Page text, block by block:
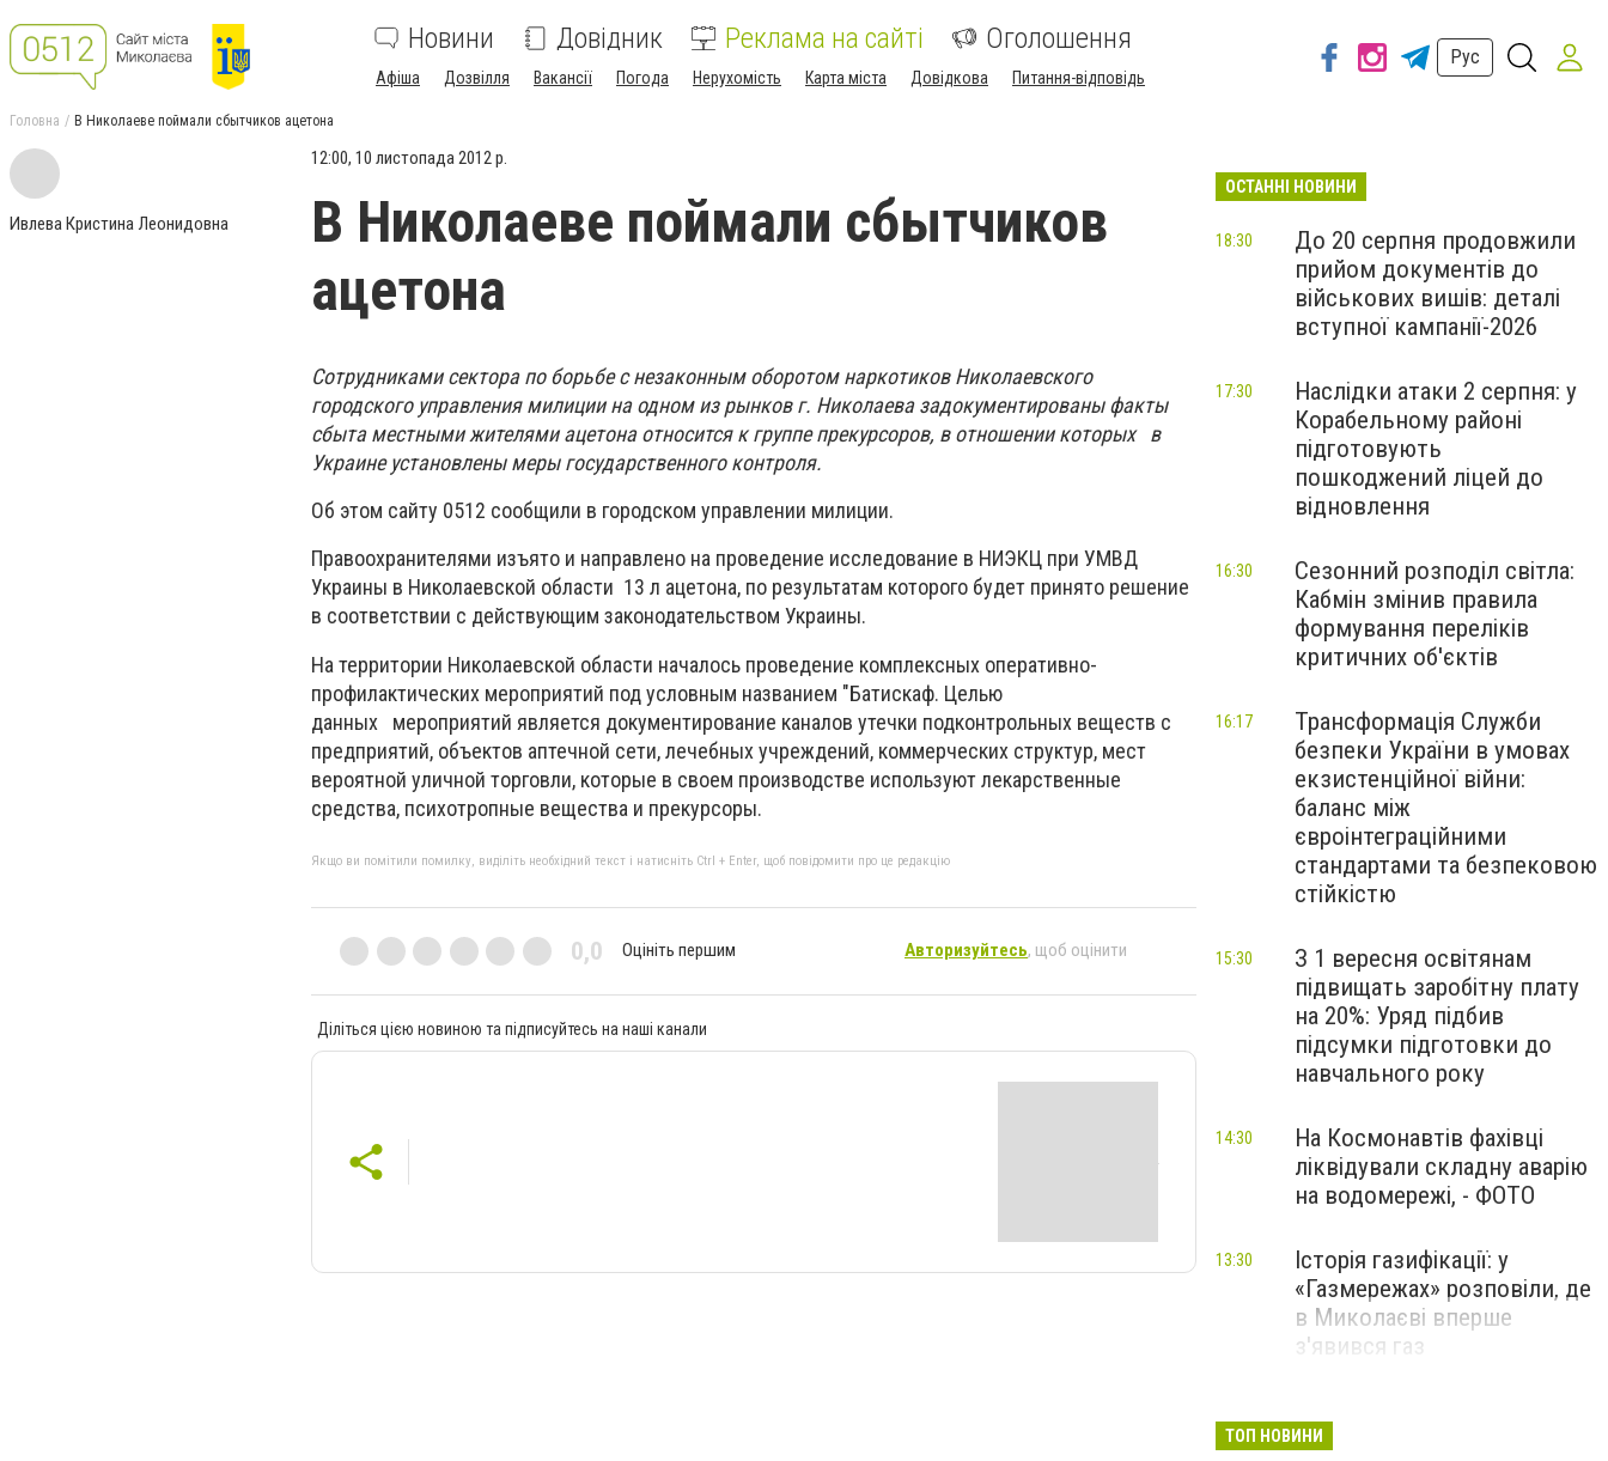
Новини Довідник Реклама на сайті Оголошення
Афіша Дозвілля Вакансії Погода Нерухомість Карта міста Довідкова Питання-відповідь
Рус
Головна В Николаеве поймали сбытчиков ацетона
Ивлева Кристина Леонидовна
12:00, 10 листопада 2012 р.
В Николаеве поймали сбытчиков
ацетона
Сотрудниками сектора по борьбе с незаконным оборотом наркотиков Николаевского
городского управления милиции на одном из рынков г. Николаева задокументированы факты
сбыта местными жителями ацетона относится к группе прекурсоров, в отношении которых в
Украине установлены меры государственного контроля.
Об этом сайту 0512 сообщили в городском управлении милиции.
Правоохранителями изъято и направлено на проведение исследование в НИЭКЦ при УМВД
Украины в Николаевской области 13 л ацетона, по результатам которого будет принято решение
в соответствии с действующим законодательством Украины.
На территории Николаевской области началось проведение комплексных оперативно-
профилактических мероприятий под условным названием "Батискаф. Целью
данных мероприятий является документирование каналов утечки подконтрольных веществ с
предприятий, объектов аптечной сети, лечебных учреждений, коммерческих структур, мест
вероятной уличной торговли, которые в своем производстве используют лекарственные
средства, психотропные вещества и прекурсоры.
Якщо ви помітили помилку, виділіть необхідний текст і натисніть Ctrl + Enter, щоб повідомити про це редакцію
0,0 Оцініть першим Авторизуйтесь, щоб оцінити
Діліться цією новиною та підписуйтесь на наші канали
ОСТАННІ НОВИНИ
До 20 серпня продовжили
прийом документів до
військових вишів: деталі
вступної кампанії-2026
18:30
Наслідки атаки 2 серпня: у
Корабельному районі
підготовують
пошкоджений ліцей до
відновлення
17:30
Сезонний розподіл світла:
Кабмін змінив правила
формування переліків
критичних об'єктів
16:30
Трансформація Служби
безпеки України в умовах
екзистенційної війни:
баланс між
євроінтеграційними
стандартами та безпековою
стійкістю
16:17
З 1 вересня освітянам
підвищать заробітну плату
на 20%: Уряд підбив
підсумки підготовки до
навчального року
15:30
На Космонавтів фахівці
ліквідували складну аварію
на водомережі, - ФОТО
14:30
Історія газифікації: у
«Газмережах» розповіли, де
в Миколаєві вперше
з'явився газ
13:30
Миколаєві 2026: шукаємо
ТОП НОВИНИ